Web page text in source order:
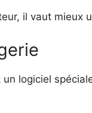
il vaut mieux
logiciel